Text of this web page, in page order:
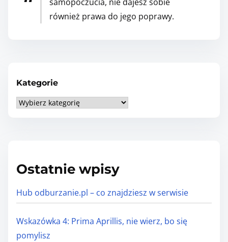
ś
ć
r
t
również prawa do jego poprawy.
Kategorie
K
o
r
i
e
Ostatnie wpisy
Hub odburzanie.pl – co znajdziesz w serwisie
Wskazówka 4: Prima Aprillis, nie wierz, bo się
pomylisz